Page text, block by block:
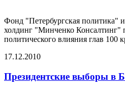
Фонд "Петербургская политика"
холдинг "Минченко Консалтинг"
политического влияния глав 100
17.12.2010
Президентские выборы в